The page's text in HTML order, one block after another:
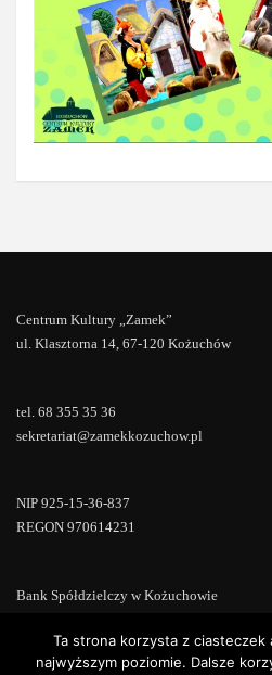
Centrum Kultury „Zamek”
ul. Klasztorna 14, 67-120 Kożuchów
tel. 68 355 35 36
sekretariat@zamekkozuchow.pl
NIP 925-15-36-837
REGON 970614231
Bank Spółdzielczy w Kożuchowie
Ta strona korzysta z ciasteczek
najwyższym poziomie. Dalsze